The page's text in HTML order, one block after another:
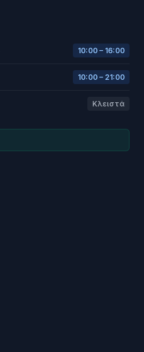
10:00 – 16:00
10:00 – 21:00
Κλειστά